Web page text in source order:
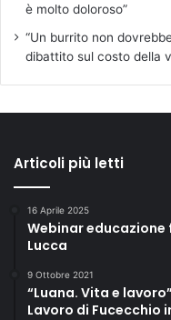
è molto doloroso”
“Un burrito non
dibattito sul costo della
Articoli più letti
16 Aprile 2025
Webinar educazione
Lucca
9 Ottobre 2021
“Luana. Vita e
Lavoro di Fucecchio